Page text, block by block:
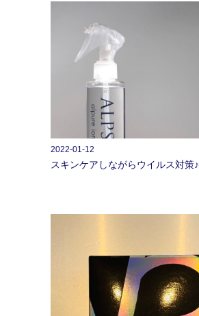
2022-01-12
スキンケアしながらウイルス対策♪